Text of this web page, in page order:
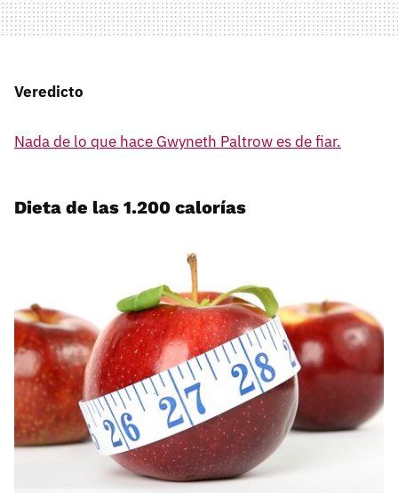
Veredicto
Nada de lo que hace Gwyneth Paltrow es de fiar.
Dieta de las 1.200 calorías